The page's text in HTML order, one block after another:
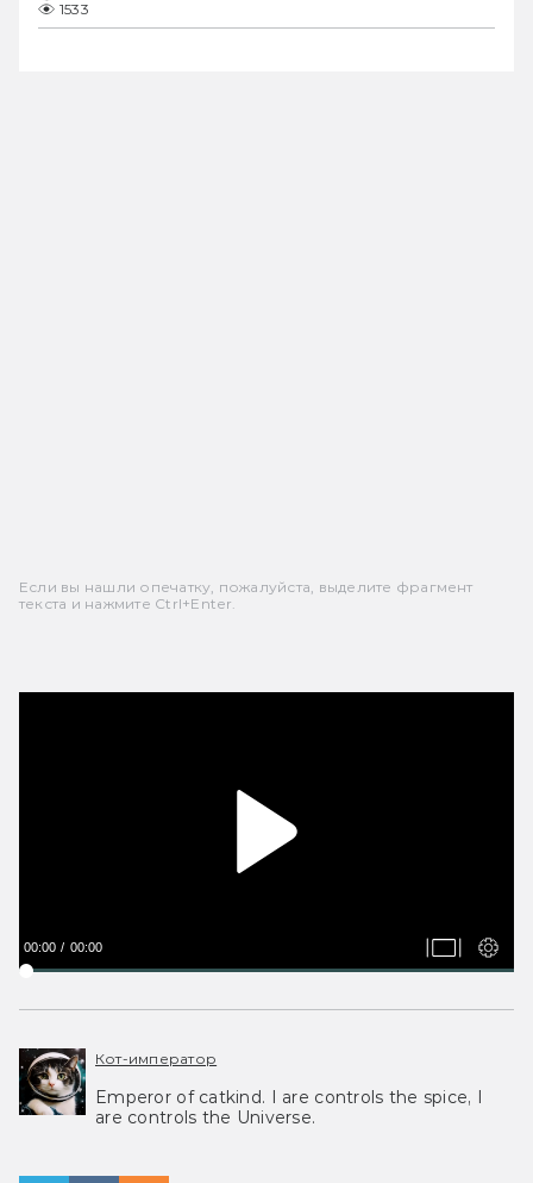
1533
Если вы нашли опечатку, пожалуйста, выделите фрагмент
текста и нажмите Ctrl+Enter.
00:00 00:00
Кот-император
Emperor of catkind. I are controls the spice, I
are controls the Universe.